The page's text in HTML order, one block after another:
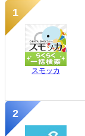
スモッカ